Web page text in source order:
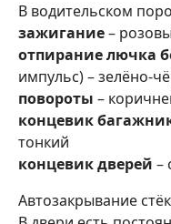
В водительском
зажигание–
отпирание лючка
импульс) – зелёно-
повороты –
концевик
тонкий
концевик дверей –
Автозакрывание